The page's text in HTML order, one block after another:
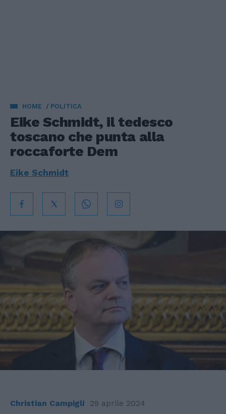
HOME POLITICA
Eike Schmidt, il tedesco
toscano che punta alla
roccaforte Dem
Eike Schmidt
Christian Campigli 29 aprile 2024